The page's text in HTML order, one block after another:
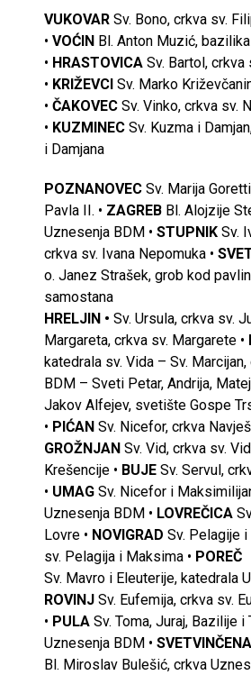
VUKOVAR Sv. Bono, crkva sv.
• VOĆIN Bl. Anton Muzić,
• HRASTOVICA Sv. Bartol, crkva
• KRIŽEVCI Sv. Marko
• ČAKOVEC Sv. Vinko, crkva sv.
• KUZMINEC Sv. Kuzma i
i Damjana
POZNANOVEC Sv. Marija
Pavla II. • ZAGREB Bl. Alojzije
Uznesenja BDM • STUPNIK Sv.
crkva sv. Ivana Nepomuka •
o. Janez Strašek, grob kod
samostana
HRELJIN • Sv. Ursula, crkva sv.
Margareta, crkva sv. Margarete •
katedrala sv. Vida – Sv.
BDM – Sveti Petar, Andrija,
Jakov Alfejev, svetište Gospe
• PIĆAN Sv. Nicefor, crkva
GROŽNJAN Sv. Vid, crkva sv.
Krešencije • BUJE Sv. Servul,
• UMAG Sv. Nicefor i
Uznesenja BDM • LOVREČICA
Lovre • NOVIGRAD Sv. Pelagije
sv. Pelagija i Maksima • POREČ
Sv. Mavro i Eleuterije, katedrala
ROVINJ Sv. Eufemija, crkva sv.
• PULA Sv. Toma, Juraj, Bazilije i
Uznesenja BDM •
Bl. Miroslav Bulešić, crkva